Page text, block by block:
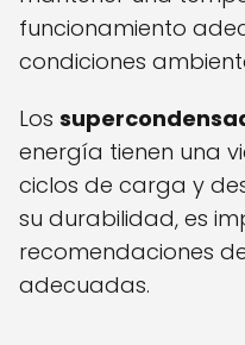
funcionamiento
condiciones
Los
energía tienen una
ciclos de carga y
su durabilidad, es
recomendaciones
adecuadas.